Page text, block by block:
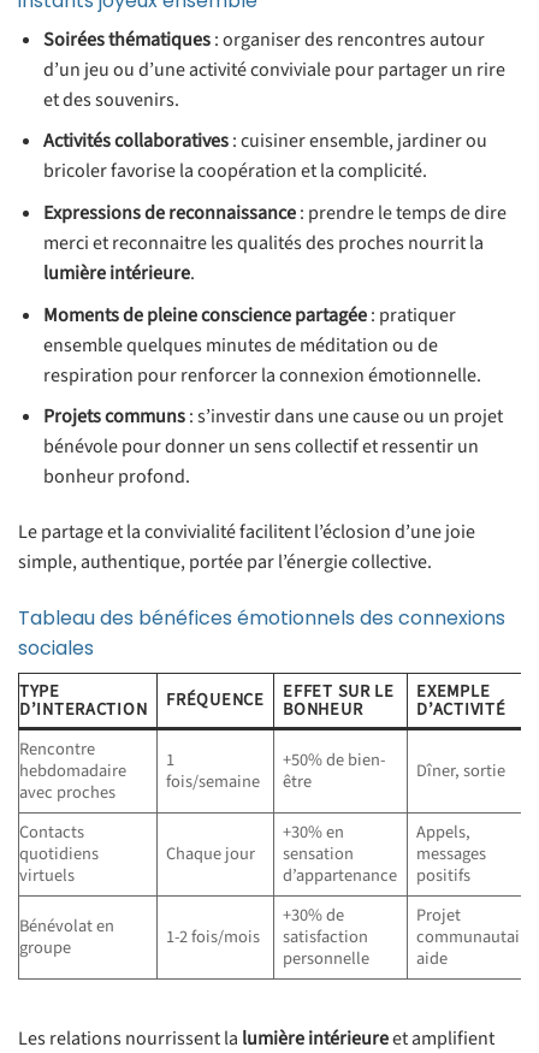
Soirées thématiques: organiser des rencontres autour
d’un jeu ou d’une activité conviviale pour partager un rire
et des souvenirs.
Activités collaboratives: cuisiner ensemble, jardiner ou
bricoler favorise la coopération et la complicité.
Expressions de reconnaissance: prendre le temps de dire
merci et reconnaitre les qualités des proches nourrit la
lumière intérieure.
Moments de pleine conscience partagée: pratiquer
ensemble quelques minutes de méditation ou de
respiration pour renforcer la connexion émotionnelle.
Projets communs: s’investir dans une cause ou un projet
bénévole pour donner un sens collectif et ressentir un
bonheur profond.
Le partage et la convivialité facilitent l’éclosion d’une joie
simple, authentique, portée par l’énergie collective.
Tableau des bénéfices émotionnels des connexions
sociales
TYPE
D’INTERACTION FRÉQUENCE EFFET SUR LE
BONHEUR
EXEMPLE
D’ACTIVITÉ
Rencontre
hebdomadaire
avec proches
1
fois/semaine
+50% de bien-
être
Dîner, sortie
Contacts
quotidiens
virtuels
Chaque jour
+30% en
sensation
d’appartenance
Appels,
messages
positifs
Bénévolat en
groupe
1-2 fois/mois
+30% de
satisfaction
personnelle
Projet
communautaire,
aide
Les relations nourrissent la lumière intérieureet amplifient